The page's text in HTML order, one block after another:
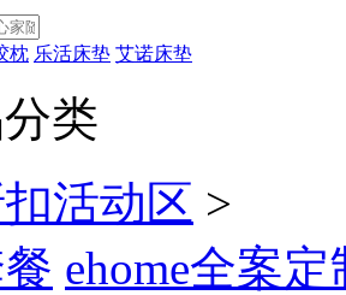
枕 乐活床垫 艾诺床垫
类
活动区 >
ehome全案